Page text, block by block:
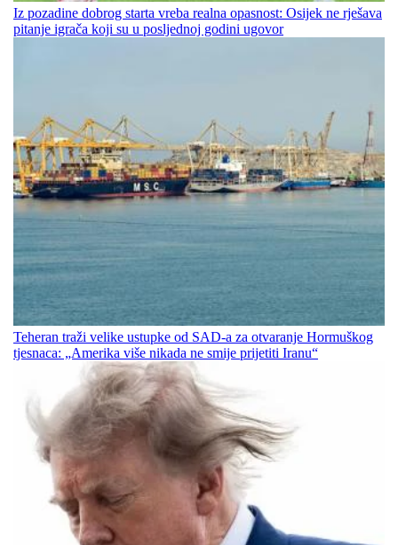
Iz pozadine dobrog starta vreba realna opasnost: Osijek ne rješava
pitanje igrača koji su u posljednoj godini ugovor
Teheran traži velike ustupke od SAD-a za otvaranje Hormuškog
tjesnaca: „Amerika više nikada ne smije prijetiti Iranu“